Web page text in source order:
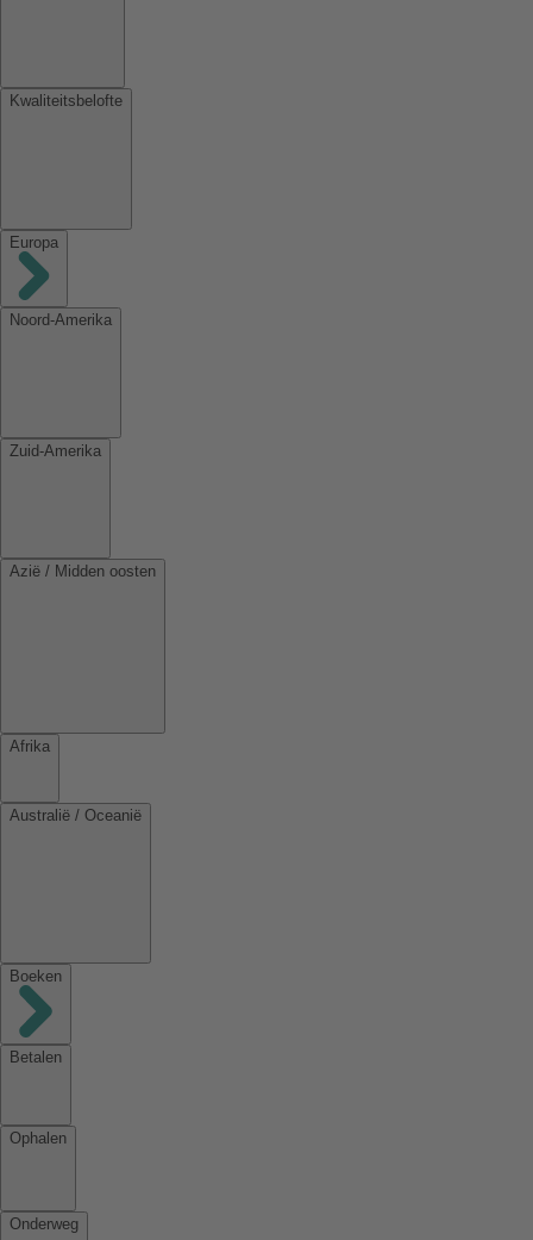
Kwaliteitsbelofte
Europa
Noord-Amerika
Zuid-Amerika
Azië / Midden oosten
Afrika
Australië / Oceanië
Boeken
Betalen
Ophalen
Onderweg